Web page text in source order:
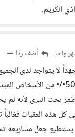
الكريم.
واحد أضف ردا
لا يتواجد لدى
وحظاً لا يملكهما 50•/• من
تحت الثرى لأنه لم
كل هذه العقبات
يستطيع جعل مشاريعه